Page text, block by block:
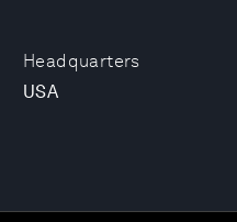
Headquarters
USA